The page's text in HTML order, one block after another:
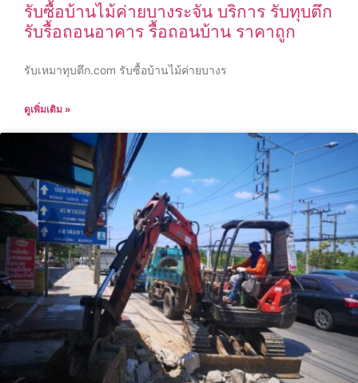
รับซื้อบ้านไม้ค่ายบางระจัน บริการ รับทุบตึก
รับรื้อถอนอาคาร รื้อถอนบ้าน ราคาถูก
รับเหมาทุบตึก.com รับซื้อบ้านไม้ค่ายบางร
ดูเพิ่มเติม »